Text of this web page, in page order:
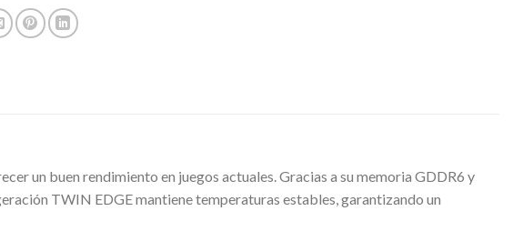
un buen rendimiento en juegos actuales. Gracias a su memoria GDDR6 y
TWIN EDGE mantiene temperaturas estables, garantizando un